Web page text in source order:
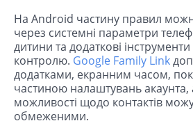
На Android частину правил
через системні параметри
дитини та додаткові інструменти
контролю. Google Family Link
додатками, екранним часом,
частиною налаштувань акаунта,
можливості щодо контактів
обмеженими.